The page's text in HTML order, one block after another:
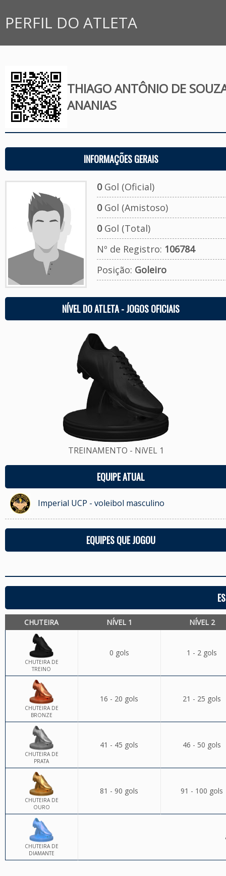
PERFIL DO ATLETA
THIAGO ANTÔNIO DE
ANANIAS
INFORMAÇÕES GERAIS
0Gol (Oficial)
0Gol (Amistoso)
0Gol (Total)
Nº de Registro: 106784
Posição: Goleiro
NÍVEL DO ATLETA - JOGOS OFICIAIS
TREINAMENTO - NíVEL 1
EQUIPE ATUAL
Imperial UCP - voleibol masculino
EQUIPES QUE JOGOU
CHUTEIRA NÍVEL 1 NÍVEL 2
CHUTEIRA DE
TREINO
0 gols 1 - 2 gols
CHUTEIRA DE
BRONZE
16 - 20 gols 21 - 25 gols
CHUTEIRA DE
PRATA
41 - 45 gols 46 - 50 gols
CHUTEIRA DE
OURO
81 - 90 gols 91 - 100 gols
CHUTEIRA DE
DIAMANTE